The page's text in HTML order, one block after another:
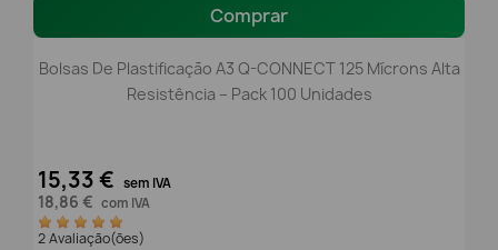
Comprar
Bolsas De Plastificação A3 Q-CONNECT 125 Mícrons Alta
Resistência – Pack 100 Unidades
15,33 € sem IVA
18,86 € com IVA
2 Avaliação(ões)